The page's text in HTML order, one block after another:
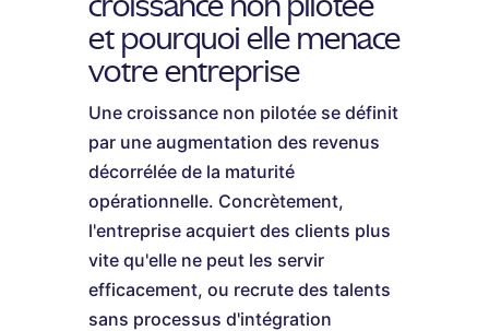
et pourquoi elle menace
votre entreprise
Une croissance non pilotée se définit
par une augmentation des revenus
décorrélée de la maturité
opérationnelle. Concrètement,
l'entreprise acquiert des clients plus
vite qu'elle ne peut les servir
efficacement, ou recrute des talents
sans processus d'intégration